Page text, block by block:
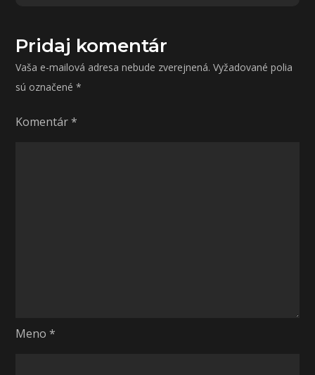
Pridaj komentár
Vaša e-mailová adresa nebude zverejnená. Vyžadované polia
sú označené*
Komentár*
Meno*